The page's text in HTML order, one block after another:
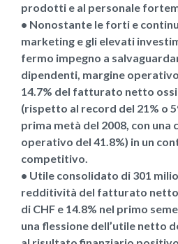
prodotti e al personale
• Nonostante le forti e
marketing e gli elevati
fermo impegno a
dipendenti, margine
14.7% del fatturato netto
(rispetto al record del 21% o
prima metà del 2008, con una
operativo del 41.8%) in un
competitivo.
• Utile consolidato di 301
redditività del fatturato netto
di CHF e 14.8% nel primo
una flessione dell’utile netto